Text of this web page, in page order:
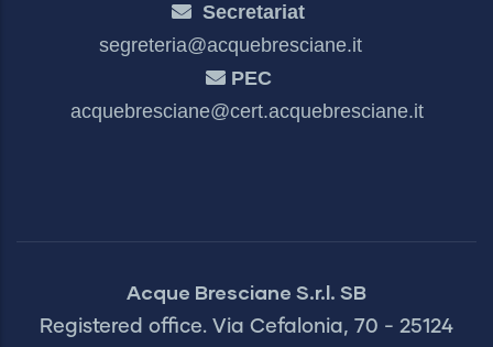
Secretariat
segreteria@acquebresciane.it
PEC
acquebresciane@cert.acquebresciane.it
Acque Bresciane S.r.l. SB
Registered office. Via Cefalonia, 70 - 25124